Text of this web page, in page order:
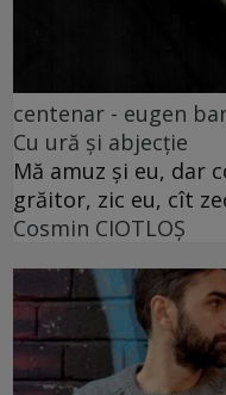
centenar - eugen
Cu ură și abjecție
Mă amuz și eu, dar
grăitor, zic eu, cît
Cosmin CIOTLOŞ